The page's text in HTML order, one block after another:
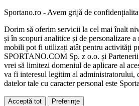
Sportano.ro - Avem grijă de
Dorim să oferim servicii la cel mai înalt
și în scopuri analitice și de personalizare
mobili pot fi utilizați atât pentru activități
SPORTANO.COM Sp. z o.o. și Partenerii
vrei să limitezi domeniul de aplicare al
va fi interesul legitim al administratorului,
datelor tale cu caracter personal este
Acceptă tot Preferințe